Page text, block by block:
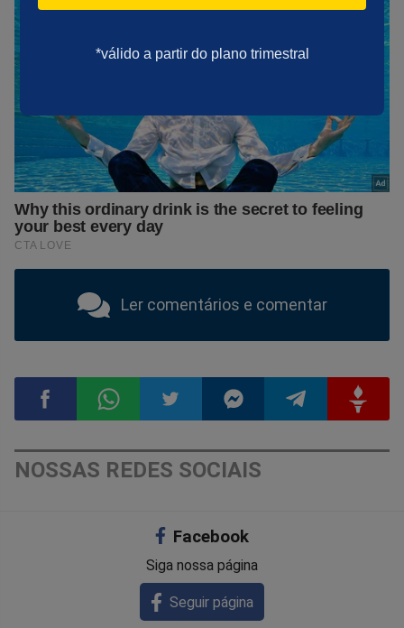
*válido a partir do plano trimestral
Ler comentários e comentar
CompartilharCompartilhar
Whatsapp
Compartilhar
Twitter
Compartilhar
Messenger
NOSSAS REDES SOCIAIS
Facebook
Siga nossa página
Seguir página